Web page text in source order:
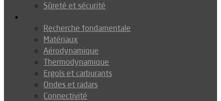
Sûreté et sécurité
Recherche fondamentale
Matériaux
Aérodynamique
Thermodynamique
Ergols et carburants
Ondes et radars
Connectivité